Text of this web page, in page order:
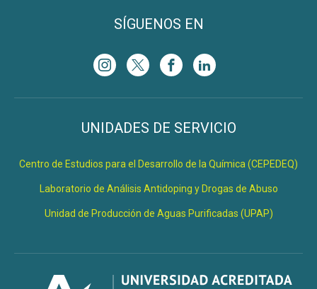
SÍGUENOS EN
UNIDADES DE SERVICIO
Centro de Estudios para el Desarrollo de la Química (CEPEDEQ)
Laboratorio de Análisis Antidoping y Drogas de Abuso
Unidad de Producción de Aguas Purificadas (UPAP)